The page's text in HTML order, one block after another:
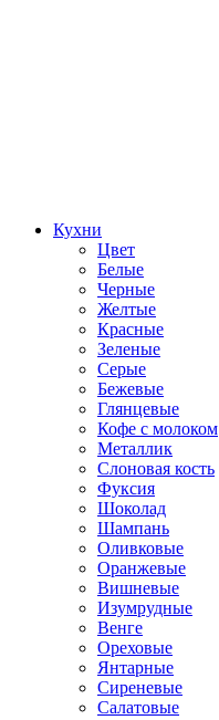
Кухни
Цвет
Белые
Черные
Желтые
Красные
Зеленые
Серые
Бежевые
Глянцевые
Кофе с молоком
Металлик
Слоновая кость
Фуксия
Шоколад
Шампань
Оливковые
Оранжевые
Вишневые
Изумрудные
Венге
Ореховые
Янтарные
Сиреневые
Салатовые